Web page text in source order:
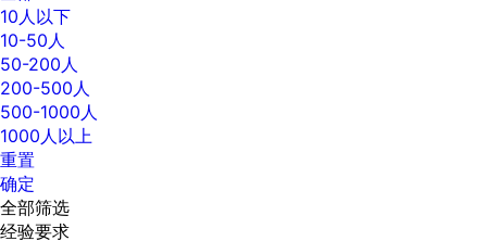
10人以下
10-50人
50-200人
200-500人
500-1000人
1000人以上
重置
确定
全部筛选
经验要求